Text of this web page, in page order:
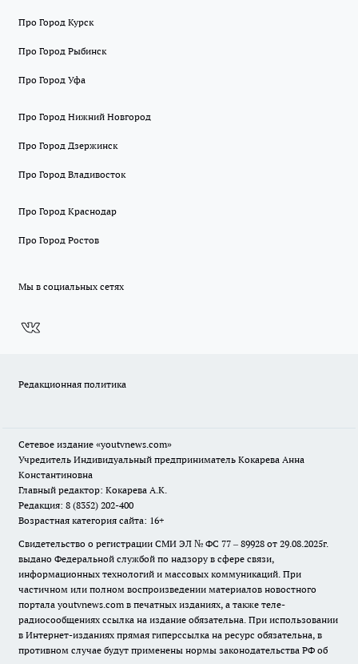
Про Город Курск
Про Город Рыбинск
Про Город Уфа
Про Город Нижний Новгород
Про Город Дзержинск
Про Город Владивосток
Про Город Краснодар
Про Город Ростов
Мы в социальных сетях
Редакционная политика
Сетевое издание «youtvnews.com»
Учредитель Индивидуальный предприниматель Кокарева Анна
Константиновна
Главный редактор: Кокарева А.К.
Редакция: 8 (8352) 202-400
Возрастная категория сайта: 16+
Свидетельство о регистрации СМИ ЭЛ № ФС 77 – 89928 от 29.08.2025г.
выдано Федеральной службой по надзору в сфере связи,
информационных технологий и массовых коммуникаций. При
частичном или полном воспроизведении материалов новостного
портала youtvnews.com в печатных изданиях, а также теле-
радиосообщениях ссылка на издание обязательна. При использовании
в Интернет-изданиях прямая гиперссылка на ресурс обязательна, в
противном случае будут применены нормы законодательства РФ об